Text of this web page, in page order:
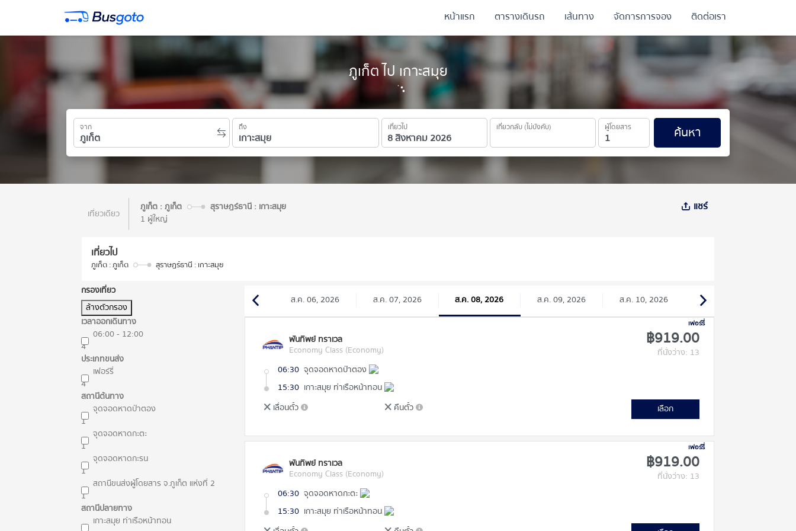
ภูเก็ต ไป เกาะสมุย
จาก ถึง เที่ยวไป เที่ยวกลับ (ไม่บังคับ) ผู้โดยสาร ค้นหา
หน้าแรก ตารางเดินรถ เส้นทาง จัดการการจอง ติดต่อเรา
เที่ยวเดียว
ภูเก็ต : ภูเก็ต
สุราษฎร์ธานี : เกาะสมุย
1 ผู้ใหญ่
แชร์
เที่ยวไป
ภูเก็ต : ภูเก็ต สุราษฎร์ธานี : เกาะสมุย
กรองเที่ยว
ล้างตัวกรอง
เวลาออกเดินทาง
06:00 - 12:00
4
ประเภทขนส่ง
เฟอร์รี่
4
สถานีต้นทาง
จุดจอดหาดป่าตอง
1
จุดจอดหาดกะตะ
1
จุดจอดหาดกะรน
1
สถานีขนส่งผู้โดยสาร จ.ภูเก็ต แห่งที่ 2
1
สถานีปลายทาง
เกาะสมุย ท่าเรือหน้าทอน
ส.ค. 06, 2026 ส.ค. 07, 2026 ส.ค. 08, 2026 ส.ค. 09, 2026 ส.ค. 10, 2026
เฟอร์รี่
พันทิพย์ ทราเวล
Economy Class (Economy)
฿919.00
ที่นั่งว่าง: 13
06:30 จุดจอดหาดป่าตอง
15:30 เกาะสมุย ท่าเรือหน้าทอน
เลื่อนตั๋ว
คืนตั๋ว เลือก
เฟอร์รี่
พันทิพย์ ทราเวล
Economy Class (Economy)
฿919.00
ที่นั่งว่าง: 13
06:30 จุดจอดหาดกะตะ
15:30 เกาะสมุย ท่าเรือหน้าทอน